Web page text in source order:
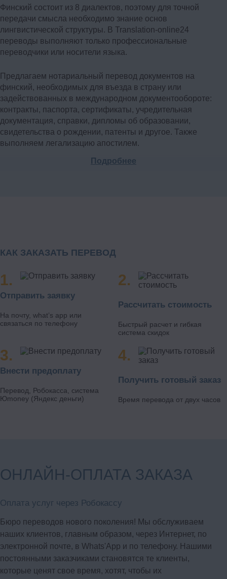
Финский состоит из 8 диалектов, поэтому для точной
передачи смысла необходимо знание основ
лингвистической структуры. В Translation-online24
переводы выполняют только профессиональные
переводчики или носители языка.
Предлагаем нотариальный перевод документов на
финский, необходимых для въезда в страну или
задействованных в международном документообороте:
контракты, паспорта, сертификаты, учредительная
документация, справки, дипломы об образовании,
свидетельства о рождении, патенты и другое. Также
выполняем легализацию апостилем.
Наши лингвисты квалифицированно работают с
мессенджеры, видеочаты, e-mail;
Берем срочные заказы с гарантией исполнения;
Предлагаем удобные формы оплаты;
Обеспечиваем полную конфиденциальность.
заявку на сайте или свяжитесь с менеджерами по
Подробнее
КАК ЗАКАЗАТЬ ПЕРЕВОД
Отправить заявку
На почту, what’s app или
связаться по телефону
Рассчитать стоимость
Быстрый расчет и гибкая
система скидок
Внести предоплату
Перевод, Робокасса, система
Юmoney (Яндекс деньги)
Получить готовый заказ
Время перевода от двух часов
ОНЛАЙН-ОПЛАТА ЗАКАЗА
Оплата услуг через Робокассу
Бюро переводов нового поколения! Мы обслуживаем
наших клиентов, главным образом, через Интернет, по
электронной почте, в Whats'App и по телефону. Нашими
постоянными заказчиками становятся те клиенты,
которые ценят свое время, хотят, чтобы их